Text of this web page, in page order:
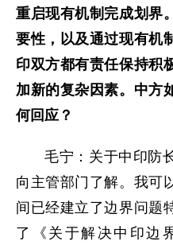
重启现有机制完成划界
要性，以及通过现有机
印双方都有责任保持积
加新的复杂因素。中方
何回应？
毛宁：关于中印防
向主管部门了解。我可
间已经建立了边界问题
了《关于解决中印边